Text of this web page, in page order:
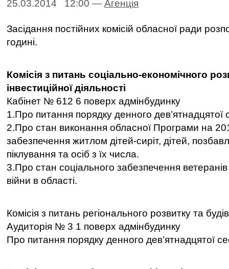
25.03.2014 12:00 — Агенцiя
Засідання постійних комісій обласної ради
годині.
Комісія з питань соціально-економічного
інвестиційної діяльності
Кабінет № 612 6 поверх адмінбудинку
1.Про питання порядку денного дев’ятнадцятої
2.Про стан виконання обласної Програми на
забезпечення житлом дітей-сиріт, дітей,
піклування та осіб з їх числа.
3.Про стан соціального забезпечення ветеранів
війни в області.
Комісія з питань регіонального розвитку та
Аудиторія № 3 1 поверх адмінбудинку
Про питання порядку денного дев’ятнадцятої